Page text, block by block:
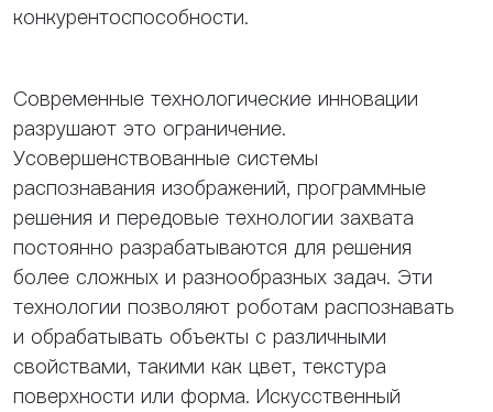
конкурентоспособности.
Современные технологические инновации
разрушают это ограничение.
Усовершенствованные системы
распознавания изображений, программные
решения и передовые технологии захвата
постоянно разрабатываются для решения
более сложных и разнообразных задач. Эти
технологии позволяют роботам распознавать
и обрабатывать объекты с различными
свойствами, такими как цвет, текстура
поверхности или форма. Искусственный